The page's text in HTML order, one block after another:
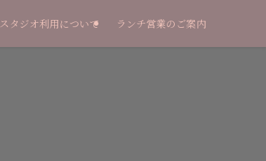
スタジオ利用について ランチ営業のご案内